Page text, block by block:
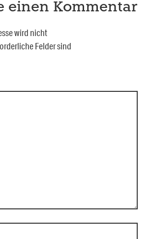
einen Kommentar
wird nicht
Felder sind